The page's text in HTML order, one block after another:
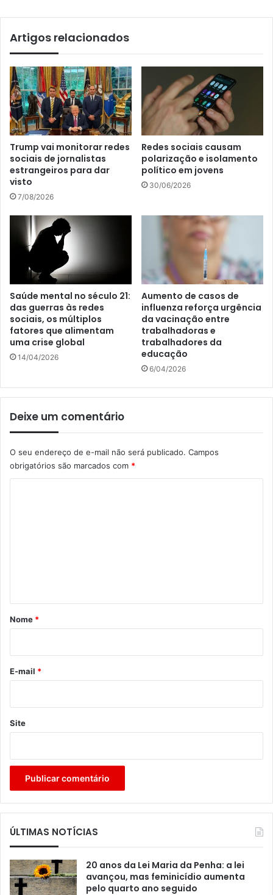
Artigos relacionados
Trump vai monitorar redes
sociais de jornalistas
estrangeiros para dar
visto
7/08/2026
Redes sociais causam
polarização e isolamento
político em jovens
30/06/2026
Saúde mental no século 21:
das guerras às redes
sociais, os múltiplos
fatores que alimentam
uma crise global
14/04/2026
Aumento de casos de
influenza reforça urgência
da vacinação entre
trabalhadoras e
trabalhadores da
educação
6/04/2026
Deixe um comentário
O seu endereço de e-mail não será publicado. Campos
obrigatórios são marcados com *
r
*
Nome *
E-mail *
Site
ÚLTIMAS NOTÍCIAS
20 anos da Lei Maria da Penha: a lei
avançou, mas feminicídio aumenta
pelo quarto ano seguido